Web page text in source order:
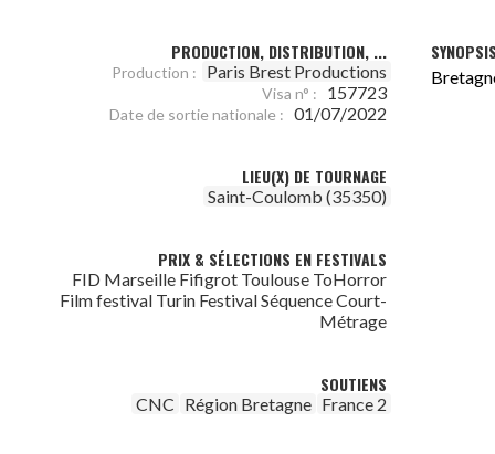
PRODUCTION, DISTRIBUTION, ...
Production : Paris Brest Productions
Visa n° : 157723
Date de sortie nationale : 01/07/2022
LIEU(X) DE TOURNAGE
Saint-Coulomb (35350)
PRIX & SÉLECTIONS EN FESTIVALS
FID Marseille Fifigrot Toulouse ToHorror
Film festival Turin Festival Séquence Court-
Métrage
SOUTIENS
CNC Région Bretagne France 2